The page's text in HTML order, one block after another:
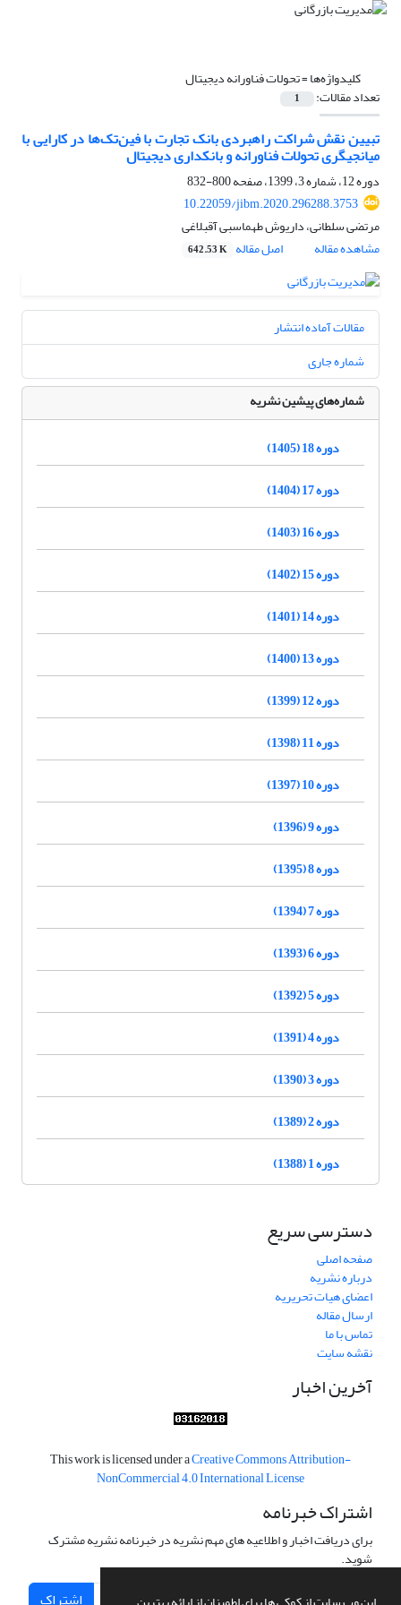
کلیدواژه‌ها =تحولات فناورانه دیجیتال
تعداد مقالات: 1
تبیین نقش شراکت راهبردی بانک تجارت با فین‌تک‌ها در کارایی با
میانجیگری تحولات فناورانه و بانکداری دیجیتال
دوره 12، شماره 3، 1399، صفحه
800-832
10.22059/jibm.2020.296288.3753
مرتضی سلطانی، داریوش طهماسبی آقبلاغی
مشاهده مقاله
اصل مقاله 642.53 K
مقالات آماده انتشار
شماره جاری
شماره‌های پیشین نشریه
دوره 18 (1405)
دوره 17 (1404)
دوره 16 (1403)
دوره 15 (1402)
دوره 14 (1401)
دوره 13 (1400)
دوره 12 (1399)
دوره 11 (1398)
دوره 10 (1397)
دوره 9 (1396)
دوره 8 (1395)
دوره 7 (1394)
دوره 6 (1393)
دوره 5 (1392)
دوره 4 (1391)
دوره 3 (1390)
دوره 2 (1389)
دوره 1 (1388)
دسترسی سریع
صفحه اصلی
درباره نشریه
اعضای هیات تحریریه
ارسال مقاله
تماس با ما
نقشه سایت
آخرین اخبار
This work is licensed under aCreative Commons Attribution-
NonCommercial 4.0 International License
اشتراک خبرنامه
برای دریافت اخبار و اطلاعیه های مهم نشریه در خبرنامه نشریه مشترک
شوید.